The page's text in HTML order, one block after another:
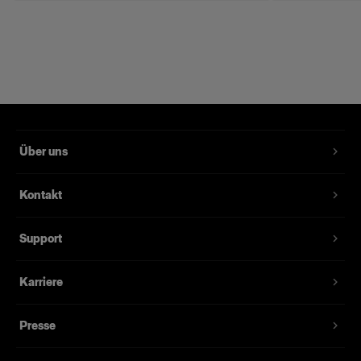
Ausgelegt auf viele Jahre des täglichen
Über uns
Kontakt
Support
Karriere
Presse